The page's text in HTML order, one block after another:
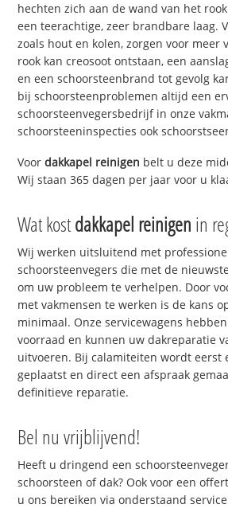
hechten zich aan de wand van het
een teerachtige, zeer brandbare laag.
zoals hout en kolen, zorgen voor meer
rook kan creosoot ontstaan, een
en een schoorsteenbrand tot gevolg
bij schoorsteenproblemen altijd een
schoorsteenvegersbedrijf in onze
schoorsteeninspecties ook
Voordakkapel reinigen belt u deze
Wij staan 365 dagen per jaar voor u
Wat kostdakkapel reinigen in
Wij werken uitsluitend met
schoorsteenvegers die met de
om uw probleem te verhelpen. Door
met vakmensen te werken is de kans
minimaal. Onze servicewagens
voorraad en kunnen uw dakreparatie
uitvoeren. Bij calamiteiten wordt eerst
geplaatst en direct een afspraak
definitieve reparatie.
Bel nu vrijblijvend!
Heeft u dringend een
schoorsteen of dak? Ook voor een
u ons bereiken via onderstaand